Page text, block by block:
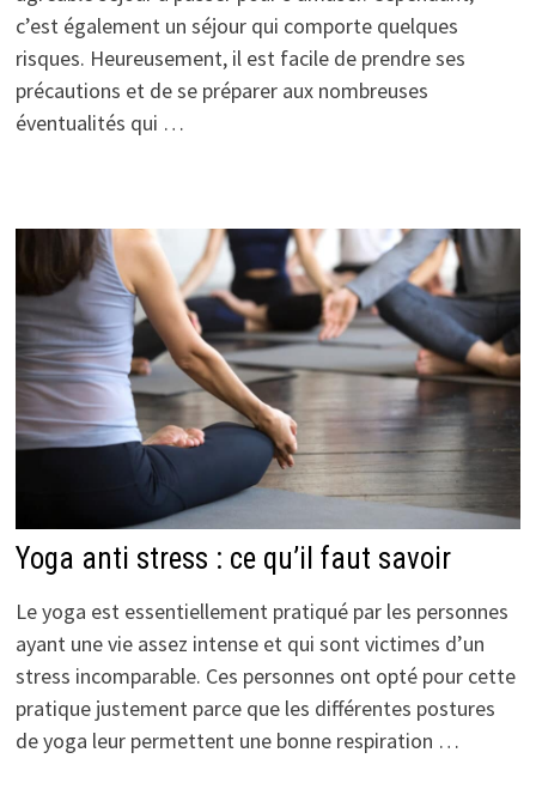
c’est également un séjour qui comporte quelques
risques. Heureusement, il est facile de prendre ses
précautions et de se préparer aux nombreuses
éventualités qui …
Yoga anti stress : ce qu’il faut savoir
Le yoga est essentiellement pratiqué par les personnes
ayant une vie assez intense et qui sont victimes d’un
stress incomparable. Ces personnes ont opté pour cette
pratique justement parce que les différentes postures
de yoga leur permettent une bonne respiration …